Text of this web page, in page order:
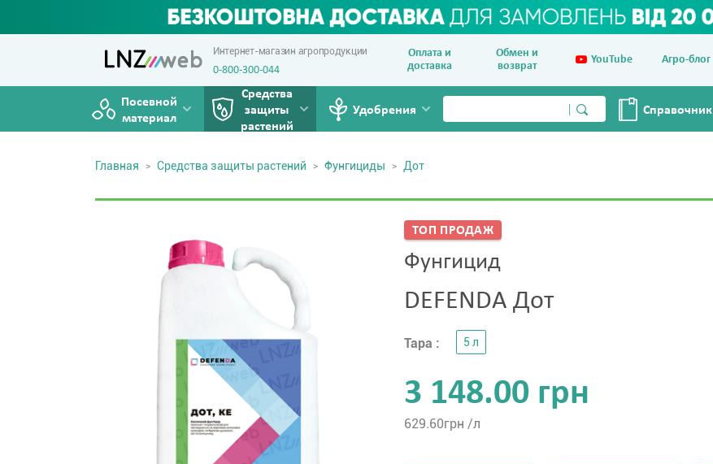
Интернет-магазин агропродукции
0-800-300-044
Оплата и
доставка
Обмен и
возврат
YouTube Агро-блог
Посевной
материал
Средства
защиты
растений
Удобрения Справочник
Главная Средства защиты растений Фунгициды Дот
ТОП ПРОДАЖ
Фунгицид
DEFENDA Дот
Тара : 5 л
3 148.00 грн
629.60грн /л